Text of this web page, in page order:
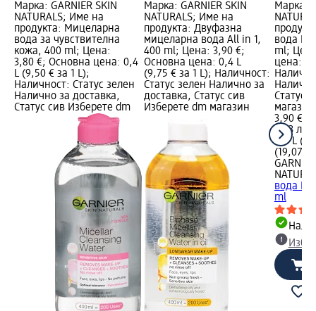
Марка: GARNIER SKIN
NATURALS; Име на
продукта: Мицеларна
вода за чувствителна
кожа, 400 ml; Цена:
3,80 €; Основна цена: 0,4
L (9,50 € за 1 L);
Наличност: Статус зелен
Налично за доставка,
Статус сив Изберете dm
Марка: GARNIER SKIN
NATURALS; Име на
продукта: Двуфазна
мицеларна вода All in 1,
400 ml; Цена: 3,90 €;
Основна цена: 0,4 L
(9,75 € за 1 L); Наличност:
Статус зелен Налично за
доставка, Статус сив
Изберете dm магазин
Марка:
вода
ml;
цена:
Статус
магазин
3,90 €
7,63 лв.
0,4 L
(19,07
вода
ml